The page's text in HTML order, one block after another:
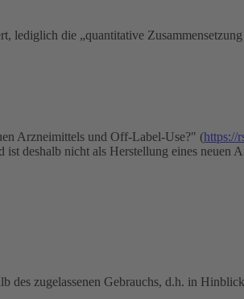
lediglich die „quantitative
Arzneimittels und Off-Label-Use?" (https://
deshalb nicht als Herstellung eines neuen
des zugelassenen Gebrauchs, d.h. in